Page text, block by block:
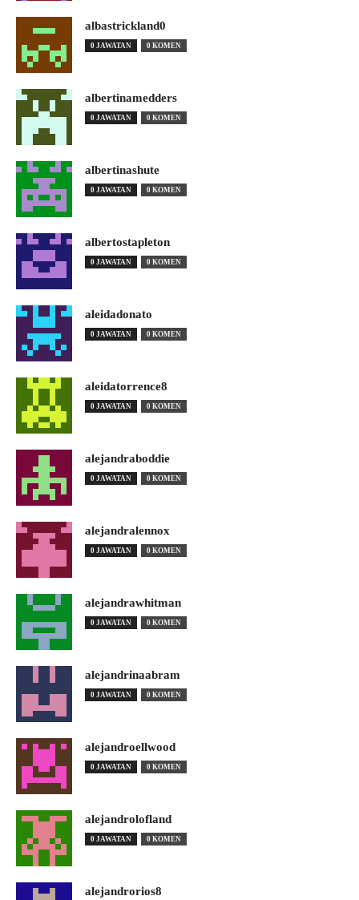
albastrickland0
0 JAWATAN 0 KOMEN
albertinamedders
0 JAWATAN 0 KOMEN
albertinashute
0 JAWATAN 0 KOMEN
albertostapleton
0 JAWATAN 0 KOMEN
aleidadonato
0 JAWATAN 0 KOMEN
aleidatorrence8
0 JAWATAN 0 KOMEN
alejandraboddie
0 JAWATAN 0 KOMEN
alejandralennox
0 JAWATAN 0 KOMEN
alejandrawhitman
0 JAWATAN 0 KOMEN
alejandrinaabram
0 JAWATAN 0 KOMEN
alejandroellwood
0 JAWATAN 0 KOMEN
alejandrolofland
0 JAWATAN 0 KOMEN
alejandrorios8